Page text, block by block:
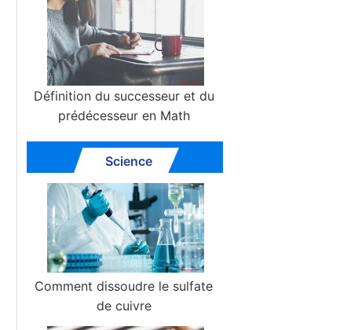
Définition du successeur et du
prédécesseur en Math
Science
Comment dissoudre le sulfate
de cuivre